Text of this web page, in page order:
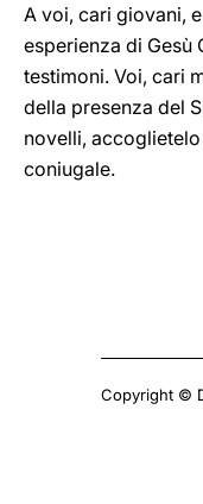
A voi, cari giovani,
esperienza di Gesù
testimoni. Voi, cari
della presenza del
novelli,
coniugale.
Copyright ©